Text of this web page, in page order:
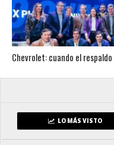
Chevrolet: cuando el
LO MÁS VISTO